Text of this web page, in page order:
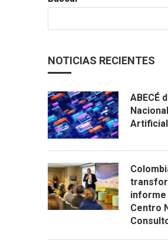
NOTICIAS RECIENTES
ABECÉ
informe
Centro